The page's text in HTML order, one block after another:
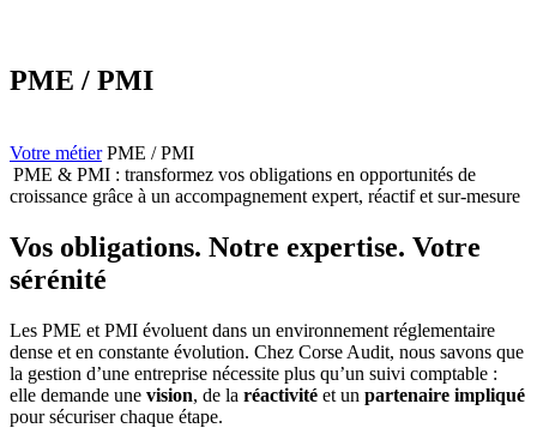
PME / PMI
Votre métier PME / PMI
PME & PMI : transformez vos obligations en opportunités de
croissance grâce à un accompagnement expert, réactif et sur‑mesure
Vos obligations. Notre expertise. Votre
sérénité
Les PME et PMI évoluent dans un environnement réglementaire
dense et en constante évolution. Chez Corse Audit, nous savons que
la gestion d’une entreprise nécessite plus qu’un suivi comptable :
elle demande une vision, de la réactivité et un partenaire impliqué
pour sécuriser chaque étape.